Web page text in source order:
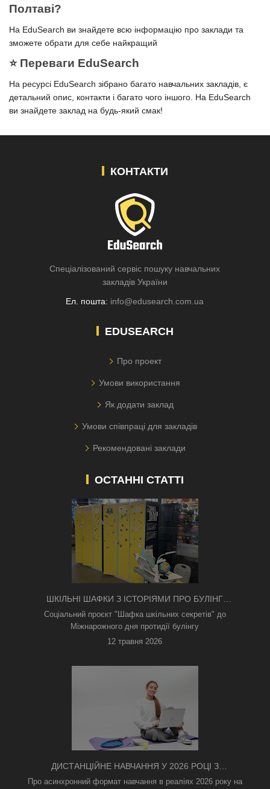
Полтаві?
На EduSearch ви знайдете всю інформацію про заклади та
зможете обрати для себе найкращий
⭐️ Переваги EduSearch
На ресурсі EduSearch зібрано багато навчальних закладів, є
детальний опис, контакти і багато чого іншого. На EduSearch
ви знайдете заклад на будь-який смак!
КОНТАКТИ
Спеціалізований сервіс пошуку навчальних
закладів України
Ел. пошта: info@edusearch.com.ua
EDUSEARCH
Про проект
Умови використання
Як додати заклад
Умови співпраці для закладів
Рекомендовані заклади
ОСТАННІ СТАТТІ
ШКІЛЬНІ ШАФКИ З ІСТОРІЯМИ ПРО БУЛІНГ
З'ЯВИЛИСЯ В КИЄВІ
Соціальний проєкт "Шафка шкільних секретів" до
Міжнарожного дня протидії булінгу
12 травня 2026
ДИСТАНЦІЙНЕ НАВЧАННЯ У 2026 РОЦІ З
ТРИВОГАМИ ТА БЕЗ СВІТЛА: ЯК АСИНХРОННИЙ
Про асинхронний формат навчання в реаліях 2026 року на